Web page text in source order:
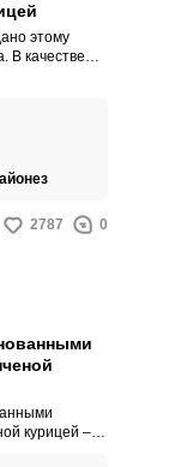
этому
В качестве
подобие
2787 0
курицей –